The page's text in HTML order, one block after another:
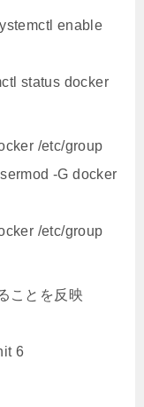
enable
status docker
/etc/group
-G docker
/etc/group
ことを反映
6